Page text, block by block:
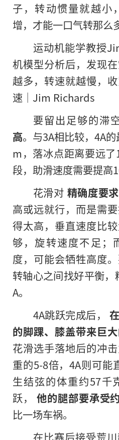
子，转动惯量就越小
增，才能一口气转那么
运动机能学教授
机模型分析后，发现
越多，转速就越慢，
速｜Jim Richards
要留出足够的滞
高。与3A相比较，4A
m，落冰点距离要远
段，助滑速度需要提高
花滑对 精确度要
高或远就行，而是需
得太高，垂直速度比
够，旋转速度不足；
度，可能会牺牲高度
转轴心之间找好平衡
A。
4A跳跃完成后，
的脚踝、膝盖带来巨
花滑选手落地后的冲
重的5-8倍，4A则可能
生结弦的体重约57千
跃， 他的腿部要承受
比一场车祸。